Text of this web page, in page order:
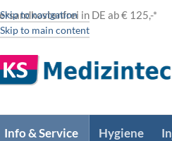
Skip to navigation
Skip to main content
in DE ab € 125,-*
Info & Service Hygiene